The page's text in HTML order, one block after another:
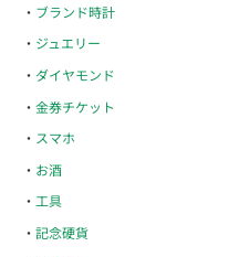
ブランド時計
ジュエリー
ダイヤモンド
金券チケット
スマホ
お酒
工具
記念硬貨